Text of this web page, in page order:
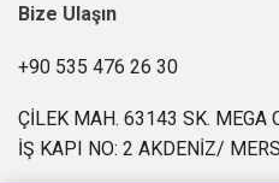
Bize Ulaşın
+90 535 476 26 30
ÇİLEK MAH. 63143 SK. MEGA
İŞ KAPI NO: 2 AKDENİZ/